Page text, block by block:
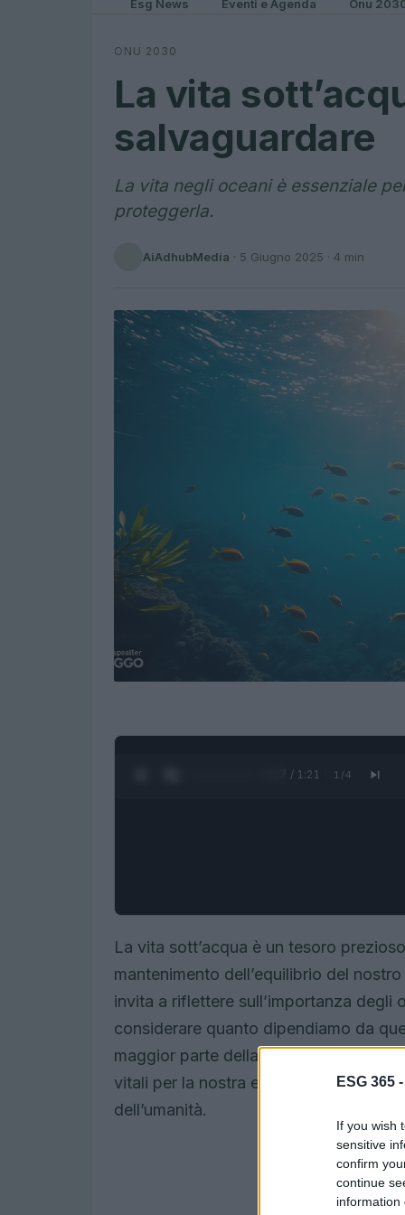
ESG 365 -
If you wish
sensitive
confirm
continue
information
Esg News Eventi e Agenda Onu
ONU 2030
La vita
salvaguardare
La vita negli oceani è essenziale
proteggerla.
AiAdhubMedia · 5 Giugno 2025 · 4 min
0:28 / 1:21 1 /4
La vita sott’acqua è un tesoro
mantenimento dell’equilibrio del
invita a riflettere sull’importanza degli
considerare quanto dipendiamo da
maggior parte della superficie
vitali per la nostra esistenza. La loro
dell’umanità.